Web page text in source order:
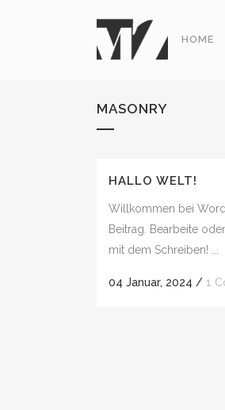
HOME
MASONRY
HALLO WELT!
Willkommen bei
Beitrag. Bearbeite
mit dem Schreiben! ...
04 Januar, 2024 / 1